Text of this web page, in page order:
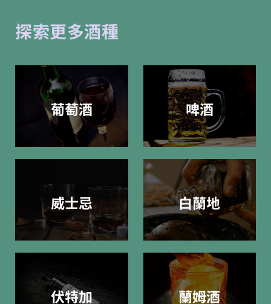
探索更多酒種
葡萄酒 啤酒
威士忌 白蘭地
伏特加 蘭姆酒